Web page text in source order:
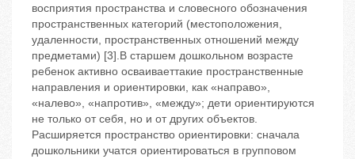
восприятия пространства и словесного обозначения
пространственных категорий (местоположения,
удаленности, пространственных отношений между
предметами) [3].В старшем дошкольном возрасте
ребенок активно осваиваеттакие пространственные
направления и ориентировки, как «направо»,
«налево», «напротив», «между»; дети ориентируются
не только от себя, но и от других объектов.
Расширяется пространство ориентировки: сначала
дошкольники учатся ориентироваться в групповом